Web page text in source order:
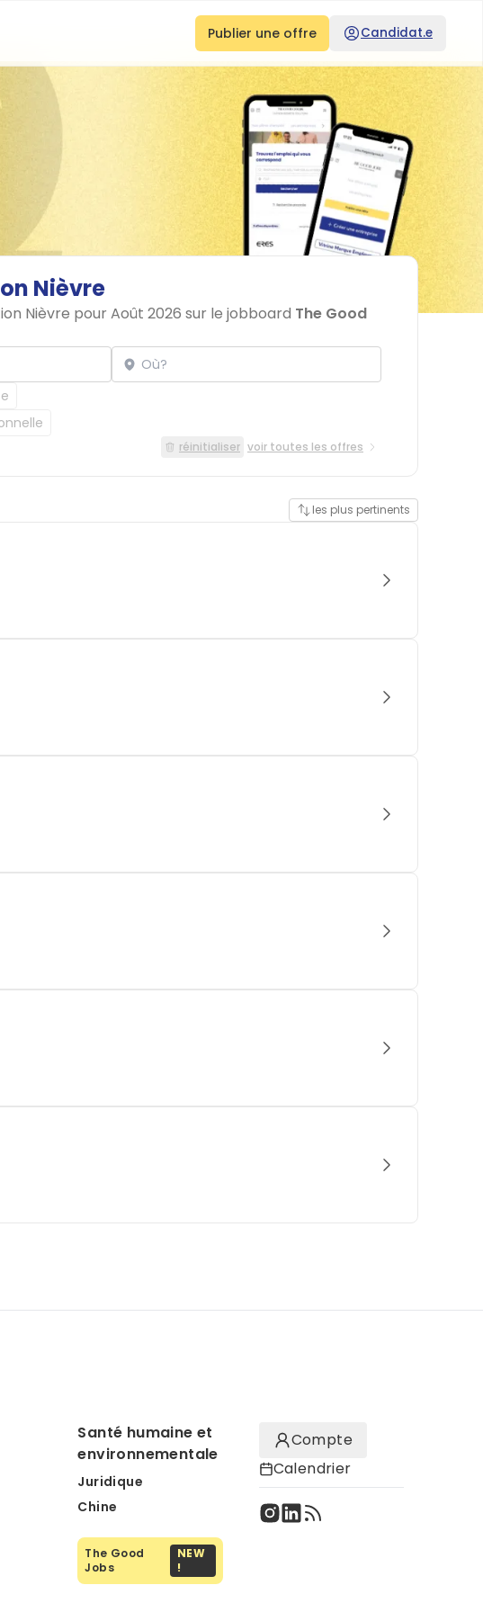
Publier une offre Candidat.e
Nièvre
Nièvre pour Août 2026 sur le jobboard The Good
Localisation
réinitialiser voir toutes les offres
les plus pertinents
Santé humaine et
environnementale
Juridique
Chine
The Good
Jobs
NEW
!
Compte
Calendrier